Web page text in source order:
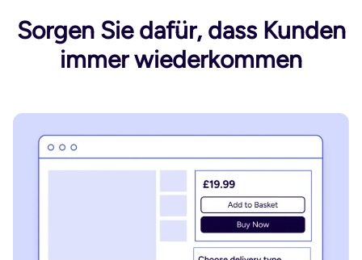
Sorgen Sie dafür, dass Kunden
immer wiederkommen